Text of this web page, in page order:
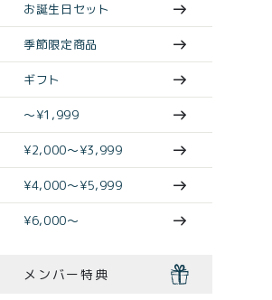
お誕生日セット
季節限定商品
ギフト
〜¥1,999
¥2,000〜¥3,999
¥4,000〜¥5,999
¥6,000〜
メンバー特典